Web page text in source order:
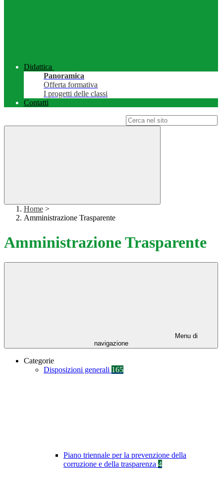
Didattica
Panoramica
Offerta formativa
I progetti delle classi
Contatti
Home >
Amministrazione Trasparente
Amministrazione Trasparente
Menu di
navigazione
Categorie
Disposizioni generali 165
Piano triennale per la prevenzione della
corruzione e della trasparenza 4